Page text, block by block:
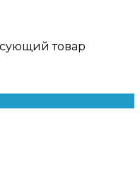
товар